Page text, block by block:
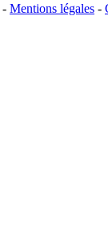
- Mentions légales -